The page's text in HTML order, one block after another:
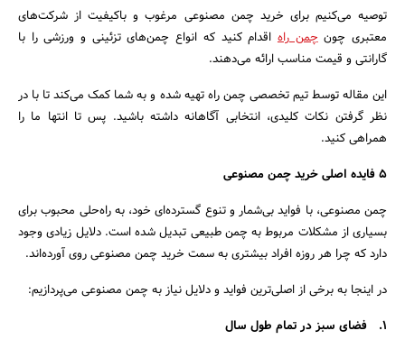
توصیه می‌کنیم برای خرید چمن مصنوعی مرغوب و باکیفیت از شرکت‌های
معتبری چونچمن راه اقدام کنید که انواع چمن‌های تزئینی و ورزشی را با
گارانتی و قیمت مناسب ارائه می‌دهند.
این مقاله توسط تیم تخصصی چمن راه تهیه شده و به شما کمک می‌کند تا با در
نظر گرفتن نکات کلیدی، انتخابی آگاهانه داشته باشید. پس تا انتها ما را
همراهی کنید.
5 فایده اصلی خرید چمن مصنوعی
چمن مصنوعی، با فواید بی‌شمار و تنوع گسترده‌ای خود، به راه‌حلی محبوب برای
بسیاری از مشکلات مربوط به چمن طبیعی تبدیل شده است. دلایل زیادی وجود
دارد که چرا هر روزه افراد بیشتری به سمت خرید چمن مصنوعی روی آورده‌اند.
در اینجا به برخی از اصلی‌ترین فواید و دلایل نیاز به چمن مصنوعی می‌پردازیم:
1.
فضای سبز در تمام طول سال